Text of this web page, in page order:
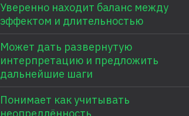
Уверенно находит баланс между
эффектом и длительностью
Может дать развернутую
интерпретацию и предложить
дальнейшие шаги
Понимает как учитывать